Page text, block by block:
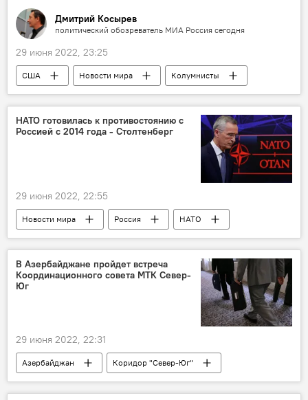
Дмитрий Косырев
политический обозреватель МИА Россия сегодня
29 июня 2022, 23:25
США Новости мира Колумнисты
НАТО готовилась к противостоянию с
Россией с 2014 года - Столтенберг
29 июня 2022, 22:55
Новости мира Россия
НАТО
Йенс Столтенберг
В Азербайджане пройдет встреча
Координационного совета МТК Север-
Юг
29 июня 2022, 22:31
Азербайджан
Коридор "Север-Юг"
Транспортный коридор